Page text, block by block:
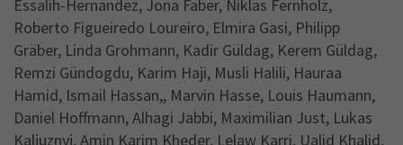
Essalih-Hernandez, Jona Faber, Niklas Fernholz,
Roberto Figueiredo Loureiro, Elmira Gasi, Philipp
Gräber, Linda Grohmann, Kadir Güldag, Kerem Güldag,
Remzi Gündogdu, Karim Haji, Musli Halili, Hauraa
Hamid, Ismail Hassan,, Marvin Hasse, Louis Haumann,
Daniel Hoffmann, Alhagi Jabbi, Maximilian Just, Lukas
Kaljuznyj, Amin Karim Kheder, Lelaw Karri, Ualid Khalid,